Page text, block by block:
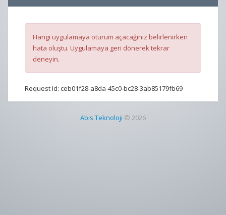
Hangi uygulamaya oturum açacağınız belirlenirken
hata oluştu. Uygulamaya geri dönerek tekrar
deneyin.
Request Id: ceb01f28-a8da-45c0-bc28-3ab85179fb69
Abis Teknoloji © 2026